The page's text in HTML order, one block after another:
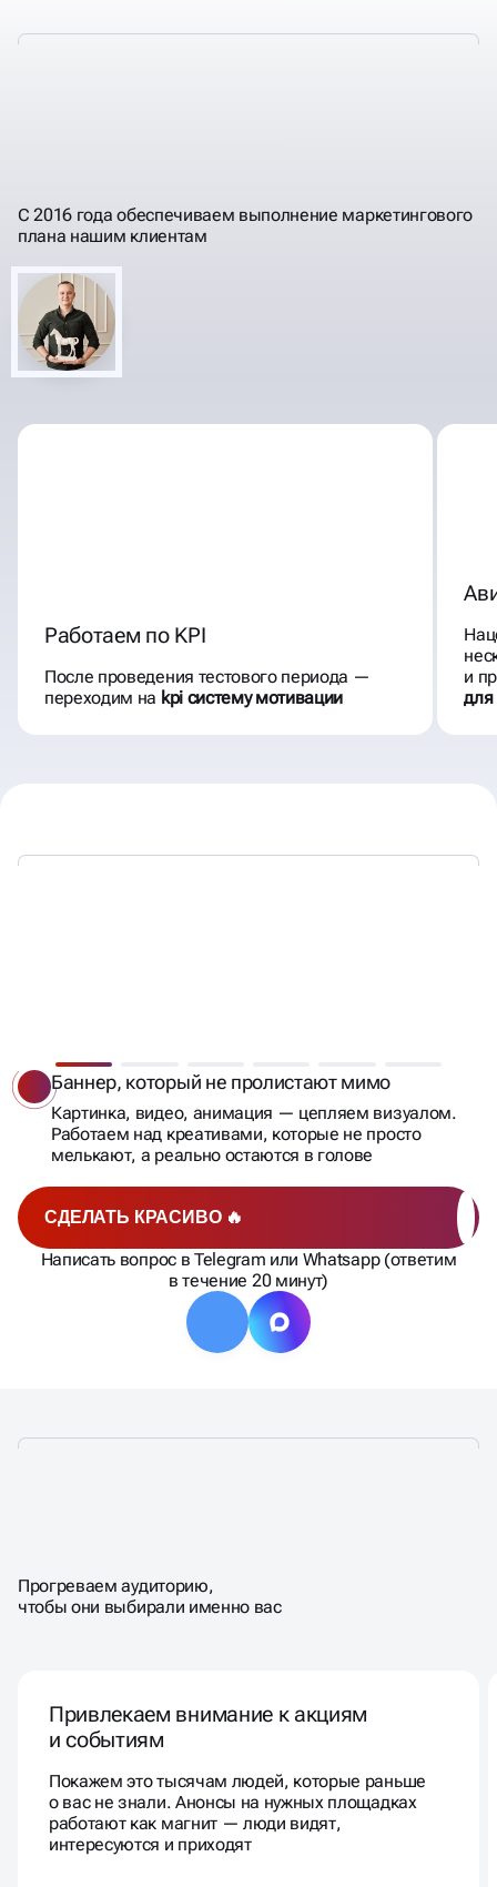
РЕЗУЛЬТАТЕ
И НАШЕМ ИМЕНИ
С 2016 года обеспечиваем выполнение маркетингового
плана нашим клиентам
Работаем по KPI
После проведения тестового периода —
переходим на kpi систему мотивации
и
для
СДЕЛАТЬ КРАСИВО 🔥
Написать вопрос в Telegram или Whatsapp (ответим
в течение 20 минут)
Баннер, который не пролистают мимо
Картинка, видео, анимация — цепляем визуалом.
Работаем над креативами, которые не просто
мелькают, а реально остаются в голове
СОЗДАЁМ УЗНАВАЕМОСТЬ,
КОТОРАЯРАБОТАЕТ НА ВАС
Прогреваем аудиторию,
чтобы они выбирали именно вас
Привлекаем внимание к акциям
и событиям
Покажем это тысячам людей, которые раньше
о вас не знали. Анонсы на нужных площадках
работают как магнит — люди видят,
интересуются и приходят